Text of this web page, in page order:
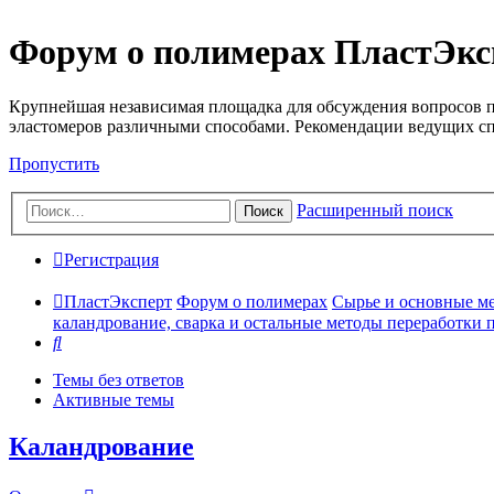
Форум о полимерах
Крупнейшая независимая площадка для обсуждения вопросов
эластомеров различными способами. Рекомендации ведущих
Пропустить
Поиск Расширенный поиск
Регистрация
ПластЭксперт Форум о полимерах Сырье и основные
каландрование, сварка и остальные методы
Поиск
Темы без ответов
Активные темы
Каландрование